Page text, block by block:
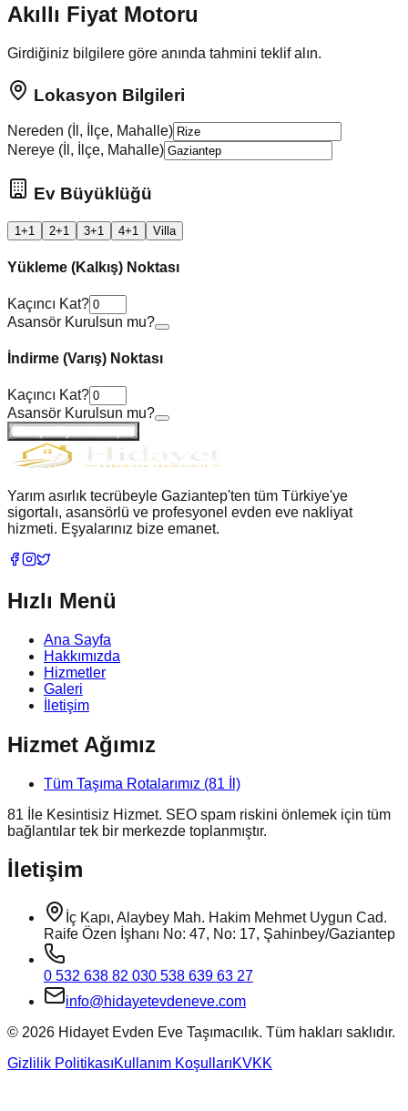
Akıllı Fiyat Motoru
Girdiğiniz bilgilere göre anında tahmini teklif alın.
Lokasyon Bilgileri
Nereden (İl, İlçe, Mahalle)
Nereye (İl, İlçe, Mahalle)
Ev Büyüklüğü
1+1 2+1 3+1 4+1 Villa
Yükleme (Kalkış) Noktası
Kaçıncı Kat?
Asansör Kurulsun mu?
İndirme (Varış) Noktası
Kaçıncı Kat?
Asansör Kurulsun mu?
Yarım asırlık tecrübeyle Gaziantep'ten tüm Türkiye'ye
sigortalı, asansörlü ve profesyonel evden eve nakliyat
hizmeti. Eşyalarınız bize emanet.
Hızlı Menü
Ana Sayfa
Hakkımızda
Hizmetler
Galeri
İletişim
Hizmet Ağımız
Tüm Taşıma Rotalarımız (81 İl)
81 İle Kesintisiz Hizmet. SEO spam riskini önlemek için tüm
bağlantılar tek bir merkezde toplanmıştır.
İletişim
İç Kapı, Alaybey Mah. Hakim Mehmet Uygun Cad.
Raife Özen İşhanı No: 47, No: 17, Şahinbey/Gaziantep
0 532 638 82 030 538 639 63 27
info@hidayetevdeneve.com
© 2026 Hidayet Evden Eve Taşımacılık. Tüm hakları saklıdır.
Gizlilik PolitikasıKullanım KoşullarıKVKK